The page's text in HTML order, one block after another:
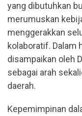
yang dibutuhkan
merumuskan
menggerakkan
kolaboratif. Dalam
disampaikan oleh
sebagai arah
daerah.
Kepemimpinan